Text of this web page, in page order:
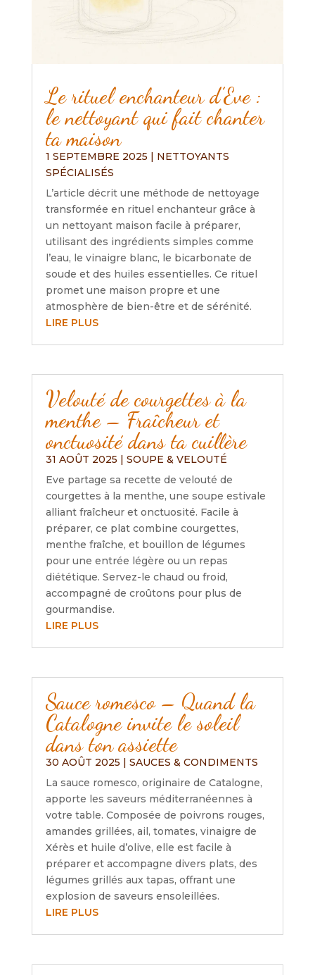
Le rituel enchanteur d’Eve :
le nettoyant qui fait chanter
ta maison
1 SEPTEMBRE 2025 | NETTOYANTS
SPÉCIALISÉS
L’article décrit une méthode de nettoyage
transformée en rituel enchanteur grâce à
un nettoyant maison facile à préparer,
utilisant des ingrédients simples comme
l’eau, le vinaigre blanc, le bicarbonate de
soude et des huiles essentielles. Ce rituel
promet une maison propre et une
atmosphère de bien-être et de sérénité.
LIRE PLUS
Velouté de courgettes à la
menthe – Fraîcheur et
onctuosité dans ta cuillère
31 AOÛT 2025 | SOUPE & VELOUTÉ
Eve partage sa recette de velouté de
courgettes à la menthe, une soupe estivale
alliant fraîcheur et onctuosité. Facile à
préparer, ce plat combine courgettes,
menthe fraîche, et bouillon de légumes
pour une entrée légère ou un repas
diététique. Servez-le chaud ou froid,
accompagné de croûtons pour plus de
gourmandise.
LIRE PLUS
Sauce romesco – Quand la
Catalogne invite le soleil
dans ton assiette
30 AOÛT 2025
SAUCES & CONDIMENTS
La sauce romesco, originaire de Catalogne,
apporte les saveurs méditerranéennes à
votre table. Composée de poivrons rouges,
amandes grillées, ail, tomates, vinaigre de
Xérès et huile d’olive, elle est facile à
préparer et accompagne divers plats, des
légumes grillés aux tapas, offrant une
explosion de saveurs ensoleillées.
LIRE PLUS